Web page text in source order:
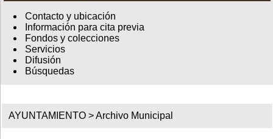
Contacto y ubicación
Información para cita previa
Fondos y colecciones
Servicios
Difusión
Búsquedas
AYUNTAMIENTO >Archivo Municipal